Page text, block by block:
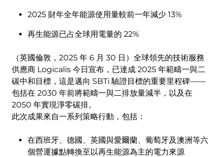
2025 財年全年能源使用量較前一年減少 13%
再生能源已占全球用電量的 22%
（英國倫敦，2025 年 6 月 30 日）全球領先的技術服務
供應商 Logicalis 今日宣布，已達成 2025 年範疇一與二
碳中和目標，這是邁向 SBTi 驗證目標的重要里程碑——
包括在 2030 年前將範疇一與二排放量減半，以及在
2050 年實現淨零碳排。
此次成果來自一系列策略行動，包括：
在西班牙、德國、英國與愛爾蘭、葡萄牙及澳洲等六
個營運據點轉換至以再生能源為主的電力來源